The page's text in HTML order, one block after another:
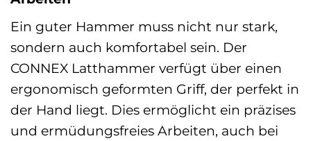
Ein guter Hammer muss nicht nur stark,
sondern auch komfortabel sein. Der
CONNEX Latthammer verfügt über einen
ergonomisch geformten Griff, der perfekt in
der Hand liegt. Dies ermöglicht ein präzises
und ermüdungsfreies Arbeiten, auch bei